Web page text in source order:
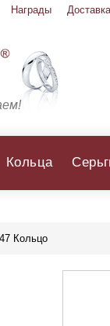
Награды
Кольца
Кольцо